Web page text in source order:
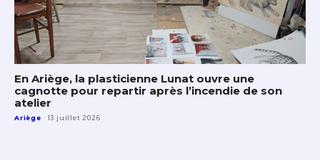
En Ariège, la plasticienne Lunat ouvre une
cagnotte pour repartir après l’incendie de son
atelier
Ariège 13 juillet 2026